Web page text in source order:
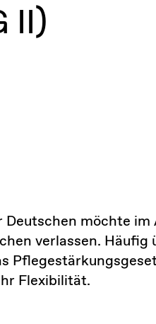
II)
möchte im
verlassen. Häufig
Flexibilität.